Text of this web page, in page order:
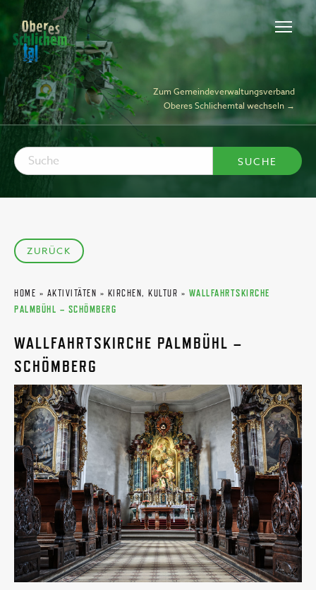
Zum Gemeindeverwaltungsverband
Oberes Schlichemtal wechseln →
ZURÜCK
HOME » AKTIVITÄTEN » KIRCHEN, KULTUR » WALLFAHRTSKIRCHE
PALMBÜHL – SCHÖMBERG
WALLFAHRTSKIRCHE PALMBÜHL –
SCHÖMBERG